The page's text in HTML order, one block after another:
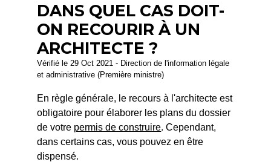
DANS QUEL CAS DOIT-
ON RECOURIR À UN
ARCHITECTE ?
Vérifié le 29 Oct 2021 - Direction de l'information légale
et administrative (Première ministre)
En règle générale, le recours à l'architecte est
obligatoire pour élaborer les plans du dossier
de votre permis de construire. Cependant,
dans certains cas, vous pouvez en être
dispensé.